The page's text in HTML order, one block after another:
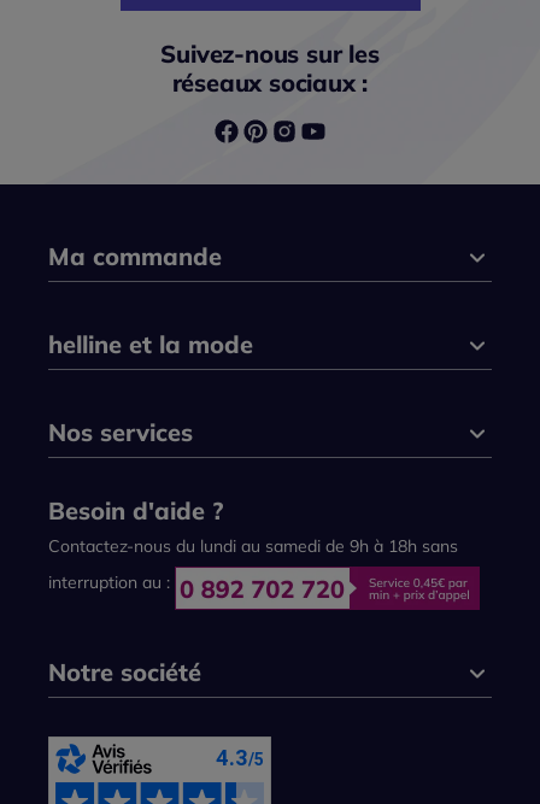
Suivez-nous sur les
réseaux sociaux :
Ma commande
helline et la mode
Nos services
Besoin d'aide ?
Contactez-nous du lundi au samedi de 9h à 18h sans
interruption au :
Notre société